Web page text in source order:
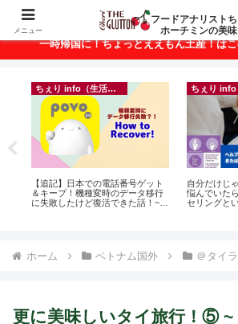
ベトナム・ホーチミンの美味いもん
一時帰国に！ちょっとええもん土産！は
ちぇり info（生活情報）
【追記】日本での電話番号ゲット
＆キープ！機種変時のデータ移行
に失敗したけど復活できた話！~
自分だけじ
悩んでいた
セリングと
ホーム ベトナム国外 ＠タイ
更に美味しいタイ旅行！⑤
メニュー
フードアナリスト
ホーチミンの美